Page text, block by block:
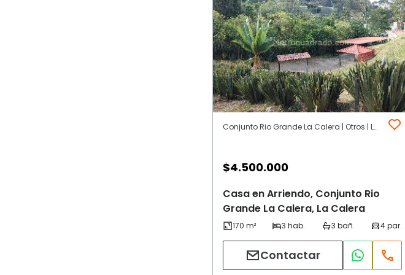
Conjunto Rio Grande La Calera | Otros | La Calera
$4.500.000
Casa en Arriendo, Conjunto Rio
Grande La Calera, La Calera
Contactar